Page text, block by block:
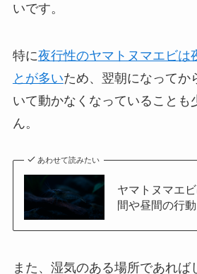
いです。
特に夜行性のヤマトヌマエビは
とが多いため、翌朝になってか
いて動かなくなっていることも
ん。
あわせて読みたい
ヤマトヌマエ
間や昼間の行
また、湿気のある場所であれば